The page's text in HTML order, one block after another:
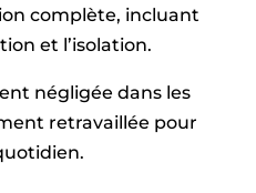
complète, incluant
et l’isolation.
négligée dans les
retravaillée pour